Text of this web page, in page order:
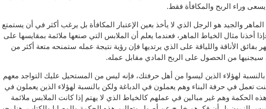
يسعى وراء الربح والمكافأة فقط.
والجيد هو الرجل الذي لا يأخذ بعين الإعتبار المكافأة بل يرغب أكثر في أن يستمتع
أخذنا مثال الخياط الماهر، فعندما يعلم أن الملابس التي صنعها ملائمة بمقايسها على
بفائق الأناقة واللياقة على الذي يرتديها فإن رؤية نتيجة عمله ستمنحه متعة أكثر من
سيجنيها من الحصول على الربح المادي مقابل عمله.
بالنسبة لهؤلاء الذين ليسوا من أهل حرفتك، فإنه ليس من المستحيل عليك التواجد معهم
تعمل في حرفة البناء وهم يعملون في الدباغة ولكن بالنسبة لهؤلاء الذين يعملون في
الحكمة وهم غير مبالين في عملهم كالخياط الذي لا يهتم إذا كانت الملابس ملائمة